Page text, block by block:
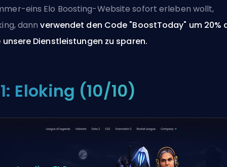
eins Elo Boosting-Website sofort erleben wollt,
, dannverwendet den Code "BoostToday" um 20%
unsere Dienstleistungen zu sparen.
Eloking (10/10)